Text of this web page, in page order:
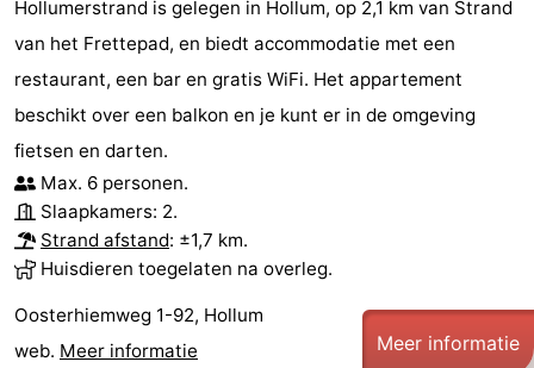
Hollumerstrand is gelegen in Hollum, op 2,1 km van Strand
van het Frettepad, en biedt accommodatie met een
restaurant, een bar en gratis WiFi. Het appartement
beschikt over een balkon en je kunt er in de omgeving
fietsen en darten.
Max. 6 personen.
Slaapkamers: 2.
Strand afstand: ±1,7 km.
Huisdieren toegelaten na overleg.
Oosterhiemweg 1-92, Hollum
web. Meer informatie Meer informatie